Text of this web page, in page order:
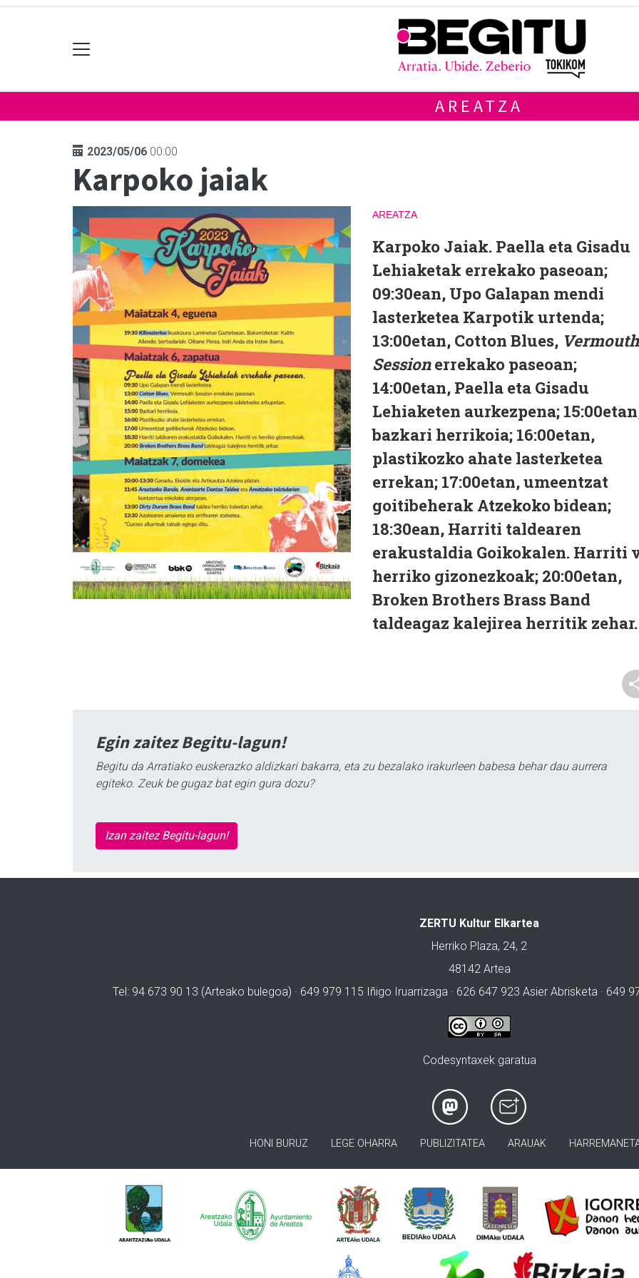
AREATZA
2023/05/06 00:00
Karpoko jaiak
AREATZA
Karpoko Jaiak. Paella eta Gisadu
Lehiaketak errekako paseoan;
09:30ean, Upo Galapan mendi
lasterketea Karpotik urtenda;
13:00etan, Cotton Blues, Vermouth
Sessionerrekako paseoan;
14:00etan, Paella eta Gisadu
Lehiaketen aurkezpena;
bazkari herrikoia; 16:00etan,
plastikozko ahate lasterketea
errekan; 17:00etan, umeentzat
goitibeherak Atzekoko bidean;
18:30ean, Harriti taldearen
erakustaldia Goikokalen. Harriti
herriko gizonezkoak; 20:00etan,
Broken Brothers Brass Band
taldeagaz kalejirea herritik zehar.
Egin zaitez Begitu-lagun!
Begitu da Arratiako euskerazko aldizkari bakarra, eta zu bezalako irakurleen babesa behar dau aurrera
egiteko. Zeuk be gugaz bat egin gura dozu?
Izan zaitez Begitu-lagun!
ZERTU Kultur Elkartea
Herriko Plaza, 24, 2
48142 Artea
Tel: 94 673 90 13 (Arteako bulegoa) · 649 979 115 Iñigo Iruarrizaga · 626 647 923 Asier Abrisketa · 649
Codesyntaxek garatua
HONI BURUZ LEGE OHARRA PUBLIZITATEA ARAUAK